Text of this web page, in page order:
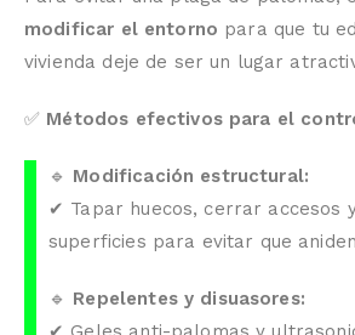
modificar el entorno para que tu
vivienda deje de ser un lugar
✅ Métodos efectivos para el
🔹 Modificación estructural:
✔ Tapar huecos, cerrar accesos
superficies para evitar que
🔹 Repelentes y disuasores: